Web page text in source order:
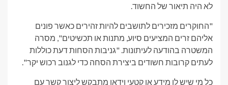
לא היה תיאור של החשוד.
"החוקרים מזכירים לתושבים להיות זהירים כאשר פונים
אליהם זרים המציעים סיוע, מתנות או תכשיטים", מסרה
המשטרה בהודעה לעיתונות. "גניבות הסחות דעת כוללות
לעתים קרובות חשודים ביצירת הסחה כדי לגנוב רכוש יקר".
כל מי שיש לו מידע או קטעי וידאו מתבקש ליצור קשר עם